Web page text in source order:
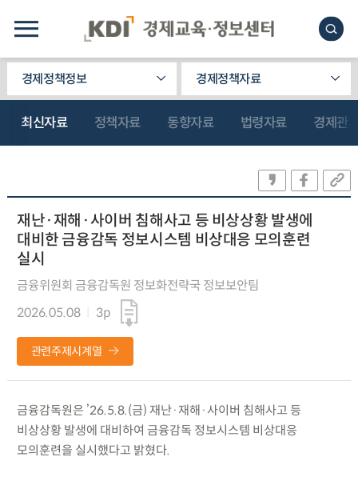
경제정책정보 경제정책자료
최신자료 정책자료 동향자료 법령자료 경제관
재난·재해·사이버 침해사고 등 비상상황 발생에
대비한 금융감독 정보시스템 비상대응 모의훈련
실시
금융위원회 금융감독원 정보화전략국 정보보안팀
2026.05.08
3p
관련주제시계열
금융감독원은 ’26.5.8.(금) 재난·재해·사이버 침해사고 등
비상상황 발생에 대비하여 금융감독 정보시스템 비상대응
모의훈련을 실시했다고 밝혔다.